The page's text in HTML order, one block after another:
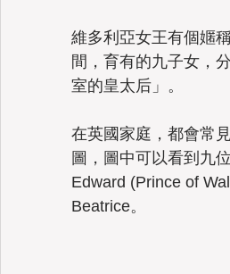
維多利亞女王有個嫟
間，育有的九子女，
室的皇太后」。
在英國家庭，都會常
圖，圖中可以看到九
Edward (Prince of
Beatrice。